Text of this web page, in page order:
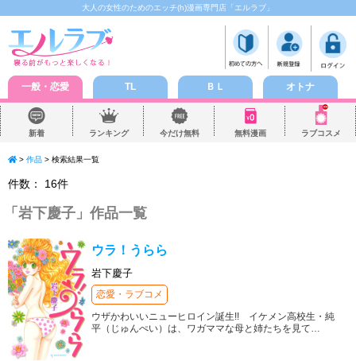
大人の女性のためのエッチ(h)漫画専門店「エルラブ」
一般・恋愛 TL ＢＬ オトナ
新着 ランキング 今だけ無料 無料漫画 ラブコスメ
> 作品 > 検索結果一覧
件数： 16件
「 岩下慶子 」作品一覧
ウラ！うらら
岩下慶子
恋愛・ラブコメ
ウザかわいいニューヒロイン誕生!! イケメン高校生・純
平（じゅんぺい）は、ワガママな母と姉たちを見て…